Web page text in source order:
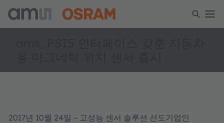
2017년 10월 24일 – 고성능 센서 솔루션 선도기업인